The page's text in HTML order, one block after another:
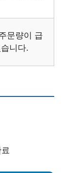
문량이 급
니다.